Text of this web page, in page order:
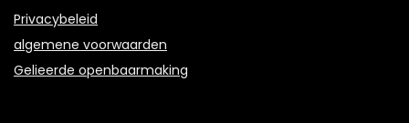
Privacybeleid
algemene voorwaarden
Gelieerde openbaarmaking